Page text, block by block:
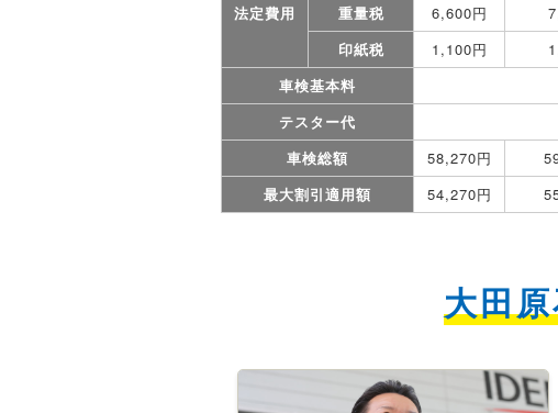
法定費用
重量税
6,600円
印紙税
1,100円
車検基本料
テスター代
車検総額
58,270円
最大割引適用額
54,270円
大田